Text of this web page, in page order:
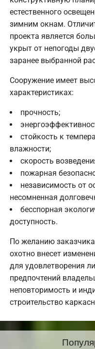
естественного
зимним окнам.
проекта является
укрыт от непогоды
заранее выбранной
Сооружение имеет
характеристиках:
прочность;
стойкость к
влажности;
скорость
пожарная
независимость от
несомненная
бесспорная
доступность.
По желанию
охотно внесет
для удовлетворения
предпочтений
неповторимость и
строительство